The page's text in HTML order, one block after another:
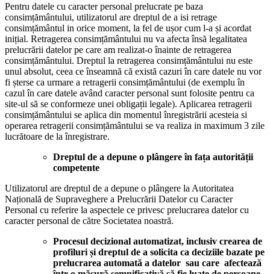
Pentru datele cu caracter personal prelucrate pe baza
consimțământului, utilizatorul are dreptul de a isi retrage
consimțământul in orice moment, la fel de ușor cum l-a și acordat
inițial. Retragerea consimțământului nu va afecta însă legalitatea
prelucrării datelor pe care am realizat-o înainte de retragerea
consimțământului. Dreptul la retragerea consimțământului nu este
unul absolut, ceea ce înseamnă că există cazuri în care datele nu vor
fi șterse ca urmare a retragerii consimțământului (de exemplu în
cazul în care datele având caracter personal sunt folosite pentru ca
site-ul să se conformeze unei obligații legale). Aplicarea retragerii
consimțământului se aplica din momentul înregistrării acesteia si
operarea retragerii consimțământului se va realiza in maximum 3 zile
lucrătoare de la înregistrare.
Dreptul de a depune o plângere în fața autorității
competente
Utilizatorul are dreptul de a depune o plângere la Autoritatea
Națională de Supraveghere a Prelucrării Datelor cu Caracter
Personal cu referire la aspectele ce privesc prelucrarea datelor cu
caracter personal de către Societatea noastră.
Procesul decizional automatizat, inclusiv crearea de
profiluri și dreptul de a solicita ca deciziile bazate pe
prelucrarea automată a datelor sau care afectează